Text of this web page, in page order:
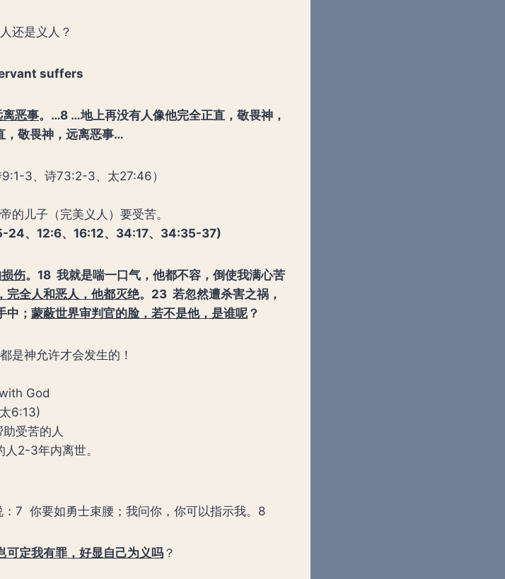
还是义人？
suffers
恶事。 …8 …地上再没有人像他完全正直，敬畏神，
敬畏神，远离恶事…
3、诗73:2-3、太27:46）
的儿子（完美义人）要受苦。
24、 12:6、 16:12、 34:17、 34:35-37)
伤。 18 我就是喘一口气，他都不容，倒使我满心苦
完全人和恶人，他都灭绝。 23 若忽然遭杀害之祸，
中； 蒙蔽世界审判官的脸，若不是他，是谁呢？
是神允许才会发生的！
God
6:13)
受苦的人
2-3年内离世。
：7 你要如勇士束腰；我问你，你可以指示我。8
可定我有罪，好显自己为义吗？